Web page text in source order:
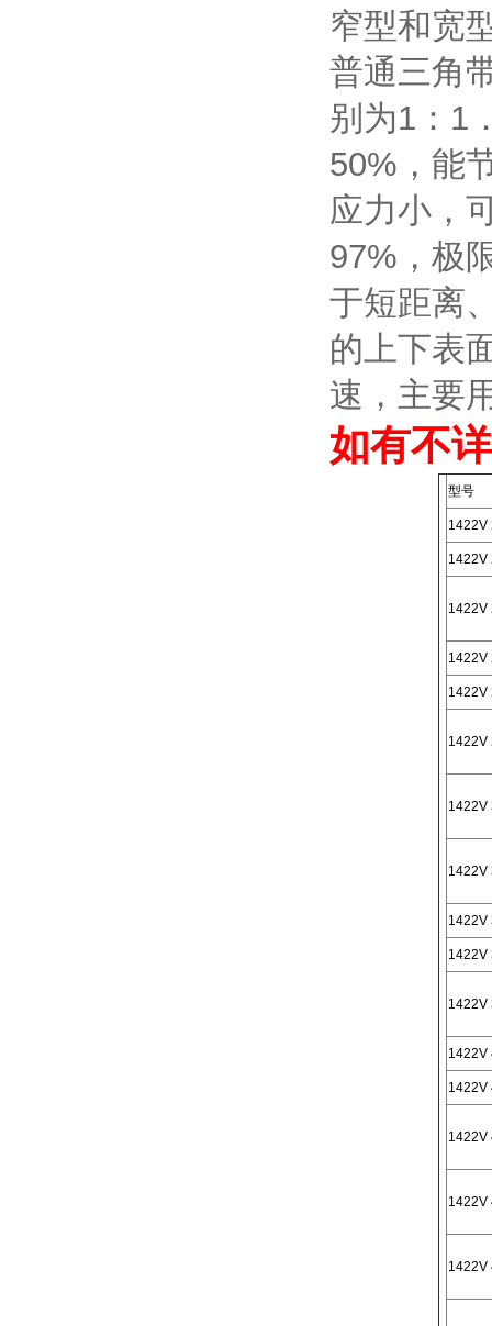
窄型和宽
普通三角
别为1：1
50%，能
应力小，
97%，极
于短距离
的上下表
速，主要
如有不
型号
1422V
1422V
1422V
1422V
1422V
1422V
1422V
1422V
1422V
1422V
1422V
1422V
1422V
1422V
1422V
1422V